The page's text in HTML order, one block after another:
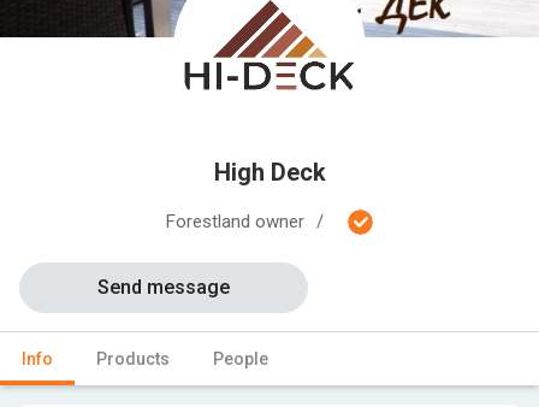
High Deck
Forestland owner
Info Products People
Send message